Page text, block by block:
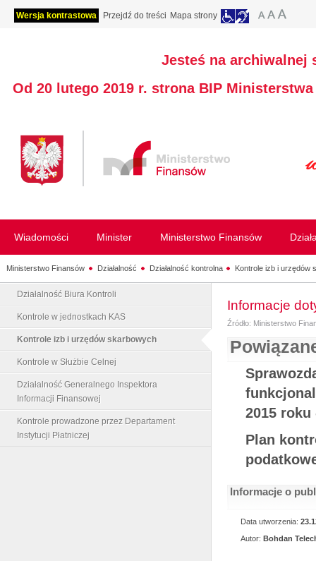
Wersja kontrastowa Przejdź do treści Mapa strony
Jesteś na archiwalnej
Od 20 lutego 2019 r. strona BIP
Wiadomości Minister Ministerstwo Finansów
Ministerstwo Finansów Działalność Działalność kontrolna Kontrole izb i urzędów
Działalność Biura Kontroli
Kontrole w jednostkach KAS
Kontrole izb i urzędów skarbowych
Kontrole w Służbie Celnej
Działalność Generalnego Inspektora
Informacji Finansowej
Kontrole prowadzone przez Departament
Instytucji Płatniczej
Informacje
Źródło: Ministerstwo
2015
Plan
Informacje o
Data utworzenia:
Autor: Bohdan